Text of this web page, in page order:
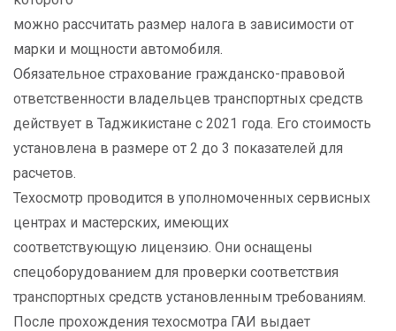
можно рассчитать размер налога в зависимости от
марки и мощности автомобиля.
Обязательное страхование гражданско-правовой
ответственности владельцев транспортных средств
действует в Таджикистане с 2021 года. Его стоимость
установлена в размере от 2 до 3 показателей для
расчетов.
Техосмотр проводится в уполномоченных сервисных
центрах и мастерских, имеющих
соответствующую лицензию. Они оснащены
спецоборудованием для проверки соответствия
транспортных средств установленным требованиям.
После прохождения техосмотра ГАИ выдает